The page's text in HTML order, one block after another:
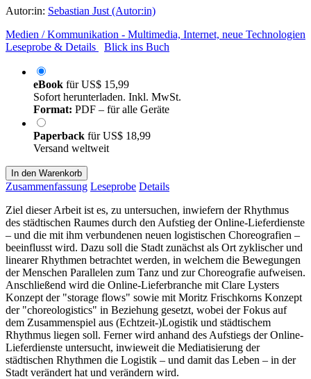
Autor:in: Sebastian Just (Autor:in)
Medien / Kommunikation - Multimedia, Internet, neue Technologien
Leseprobe & Details
Blick ins Buch
eBook fürUS$ 15,99
Sofort herunterladen. Inkl. MwSt.
Format: PDF – für alle Geräte
Paperback fürUS$ 18,99
Versand weltweit
In den Warenkorb
Zusammenfassung Leseprobe Details
Ziel dieser Arbeit ist es, zu untersuchen, inwiefern der Rhythmus
des städtischen Raumes durch den Aufstieg der Online-Lieferdienste
– und die mit ihm verbundenen neuen logistischen Choreografien –
beeinflusst wird. Dazu soll die Stadt zunächst als Ort zyklischer und
linearer Rhythmen betrachtet werden, in welchem die Bewegungen
der Menschen Parallelen zum Tanz und zur Choreografie aufweisen.
Anschließend wird die Online-Lieferbranche mit Clare Lysters
Konzept der "storage flows" sowie mit Moritz Frischkorns Konzept
der "choreologistics" in Beziehung gesetzt, wobei der Fokus auf
dem Zusammenspiel aus (Echtzeit-)Logistik und städtischem
Rhythmus liegen soll. Ferner wird anhand des Aufstiegs der Online-
Lieferdienste untersucht, inwieweit die Mediatisierung der
städtischen Rhythmen die Logistik – und damit das Leben – in der
Stadt verändert hat und verändern wird.